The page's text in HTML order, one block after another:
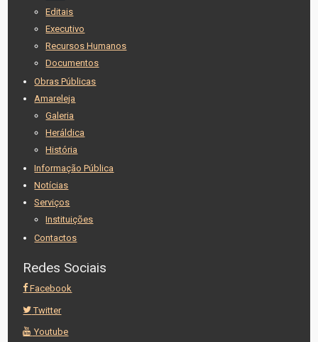
Editais
Executivo
Recursos Humanos
Documentos
Obras Públicas
Amareleja
Galeria
Heráldica
História
Informação Pública
Notícias
Serviços
Instituições
Contactos
Redes Sociais
Facebook
Twitter
Youtube